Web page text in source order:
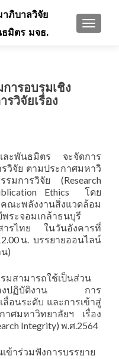
ภิบาลวิจัย
มิตร มจธ.
ารอบรมเชิง
วิจัยเรื่อง
ละพันธมิตร จะจัดการ
วิจัย ตามประกาศมหาวิ
มการวิจัย (Research
Ethics โดย
ะพลังงานสิ่งแวดล้อม
ระจอมเกล้าธนบุรี
ารไทย ในวันอังคารที่
น. บรรยายออนไลน์
)
มสามารถใช้เป็นส่วน
ดลองปฏิบัติงาน การ
อนระดับ และการเข้าสู่
ศมหาวิทยาลัยฯ เรื่อง
Integrity) พ.ศ.2564
ข้าร่วมฟังการบรรยาย